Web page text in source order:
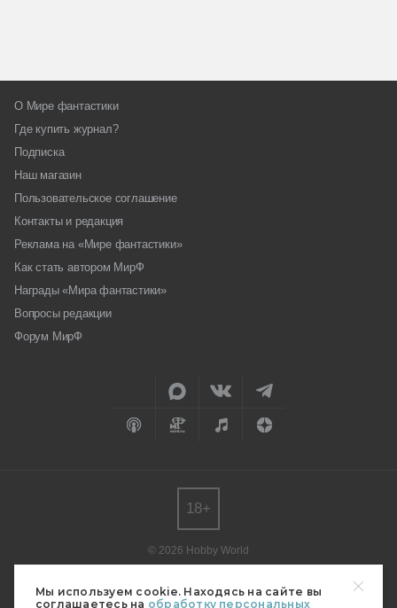
Мы используем cookie. Находясь на сайте вы
соглашаетесь на обработку персональных
О Мире фантастики
Где купить журнал?
Подписка
Наш магазин
Пользовательское соглашение
Контакты и редакция
Реклама на «Мире фантастики»
Как стать автором МирФ
Награды «Мира фантастики»
Вопросы редакции
Форум МирФ
© 2026 Hobby World
редакции.
Мнение авторов может не совпадать с мнением редакции.
18+